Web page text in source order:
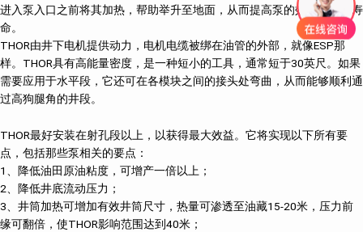
进入泵入口之前将其加热，帮助举升至地面，从而提高泵的效率与使用寿
命。
THOR由井下电机提供动力，电机电缆被绑在油管的外部，就像ESP那
样。THOR具有高能量密度，是一种短小的工具，通常短于30英尺。如果
需要应用于水平段，它还可在各模块之间的接头处弯曲，从而能够顺利通
过高狗腿角的井段。
THOR最好安装在射孔段以上，以获得最大效益。它将实现以下所有要
点，包括那些泵相关的要点：
1、降低油田原油粘度，可增产一倍以上；
2、降低井底流动压力；
3、井筒加热可增加有效井筒尺寸，热量可渗透至油藏15-20米，压力前
缘可翻倍，使THOR影响范围达到40米；